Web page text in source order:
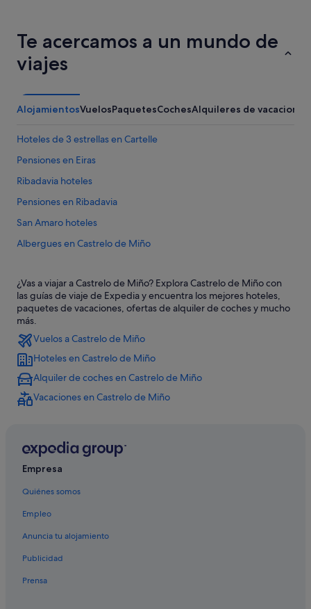
Te acercamos a un mundo de
viajes
AlojamientosVuelosPaquetesCochesAlquileres de vacaciones
Hoteles de 3 estrellas en Cartelle
Pensiones en Eiras
Ribadavia hoteles
Pensiones en Ribadavia
San Amaro hoteles
Albergues en Castrelo de Miño
Hoteles de 4 estrellas en Castrelo de Miño
Casas privadas de vacaciones en Eiras
Campings de caravanas en Castrelo de Miño
Hoteles con piscina en Castrelo de Miño
Alojamientos agroturísticos en Sande
Villas en Pazos Hermos
Cenlle hoteles
Casas rurales en Castrelo de Miño
Castrelo de Miño hoteles
Casas rurales en Cartelle
Casas privadas de vacaciones en Castrelo de Miño
Hoteles cerca de Centro de Información Judía de Galicia
B&B en Ribadavia
Hoteles con bar en Arnóia
¿Vas a viajar a Castrelo de Miño? Explora Castrelo de Miño con
las guías de viaje de Expedia y encuentra los mejores hoteles,
paquetes de vacaciones, ofertas de alquiler de coches y mucho
más.
Vuelos a Castrelo de Miño
Hoteles en Castrelo de Miño
Alquiler de coches en Castrelo de Miño
Vacaciones en Castrelo de Miño
Empresa
Quiénes somos
Empleo
Anuncia tu alojamiento
Publicidad
Prensa